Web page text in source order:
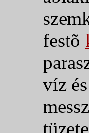
festõ
víz